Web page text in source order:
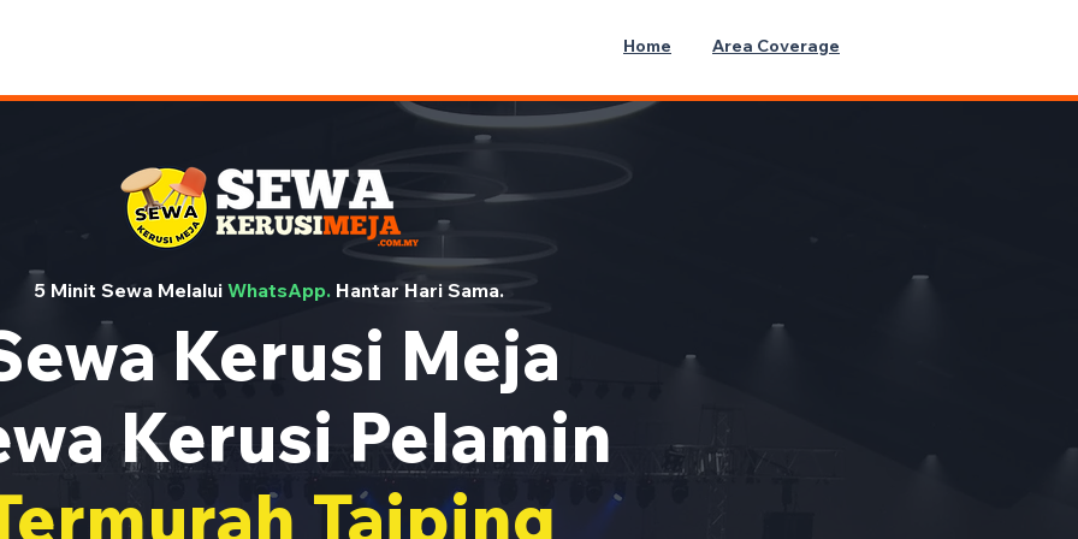
Home Area Coverage
5 Minit Sewa Melalui WhatsApp. Hantar Hari Sama.
Kerusi Meja
Kerusi Pelamin
Taiping